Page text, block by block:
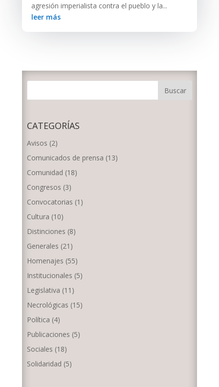
agresión imperialista contra el pueblo y la...
leer más
CATEGORÍAS
Avisos (2)
Comunicados de prensa (13)
Comunidad (18)
Congresos (3)
Convocatorias (1)
Cultura (10)
Distinciones (8)
Generales (21)
Homenajes (55)
Institucionales (5)
Legislativa (11)
Necrológicas (15)
Política (4)
Publicaciones (5)
Sociales (18)
Solidaridad (5)